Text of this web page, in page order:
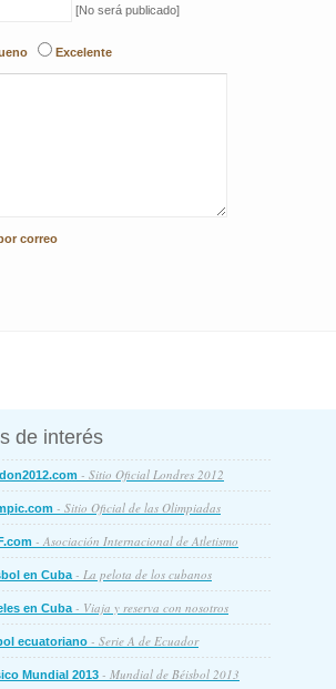
[No será publicado]
Excelente
correo
de interés
- Sitio Oficial Londres 2012
- Sitio Oficial de las Olimpiadas
- Asociación Internacional de Atletismo
en Cuba- La pelota de los cubanos
en Cuba- Viaja y reserva con nosotros
ecuatoriano - Serie A de Ecuador
Mundial 2013 - Mundial de Béisbol 2013